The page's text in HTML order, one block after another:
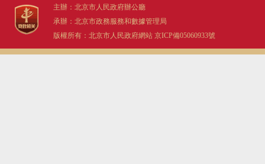
主辦：北京市人民政府辦公廳
承辦：北京市政務服務和數據管理局
版權所有：北京市人民政府網站 京ICP備05060933號